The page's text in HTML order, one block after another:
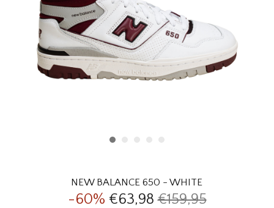
SOLDES
MARQUES
NEW BALANCE 650 - WHITE
-60% €63,98€159,95